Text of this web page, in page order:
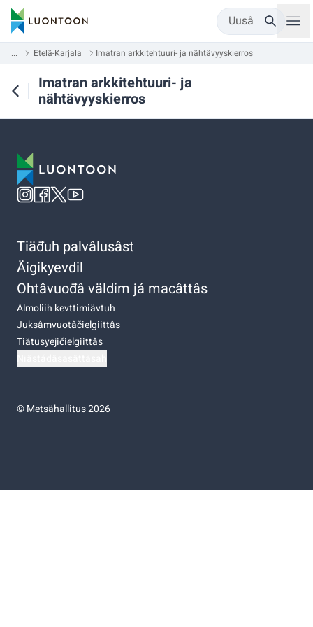
Uusâ
... Etelä-Karjala Imatran arkkitehtuuri- ja nähtävyyskierros
Imatran arkkitehtuuri- ja
nähtävyyskierros
Tiäđuh palvâlusâst
Äigikyevdil
Ohtâvuođâ väldim já macâttâs
Almoliih kevttimiävtuh
Juksâmvuotâčielgiittâs
Tiätusyejičielgiittâs
©Metsähallitus 2026